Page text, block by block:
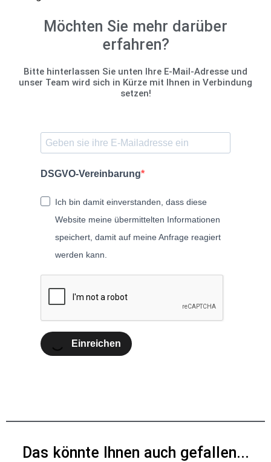
Möchten Sie mehr darüber
erfahren?
Bitte hinterlassen Sie unten Ihre E-Mail-Adresse und
unser Team wird sich in Kürze mit Ihnen in Verbindung
setzen!
DSGVO-Vereinbarung
Ich bin damit einverstanden, dass diese
Website meine übermittelten Informationen
speichert, damit auf meine Anfrage reagiert
werden kann.
Einreichen
Das könnte Ihnen auch gefallen...